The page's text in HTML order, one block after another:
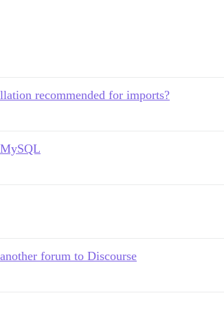
recommended for imports?
forum to Discourse